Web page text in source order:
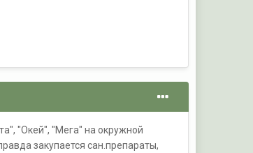
"Окей", "Мега" на окружной
закупается сан.препараты,